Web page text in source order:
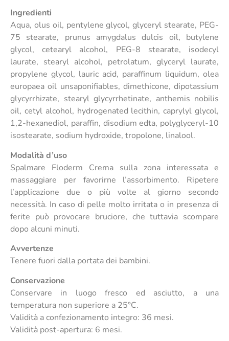
Ingredienti
Aqua, olus oil, pentylene glycol, glyceryl stearate, PEG-
75 stearate, prunus amygdalus dulcis oil, butylene
glycol, cetearyl alcohol, PEG-8 stearate, isodecyl
laurate, stearyl alcohol, petrolatum, glyceryl laurate,
propylene glycol, lauric acid, paraffinum liquidum, olea
europaea oil unsaponifiables, dimethicone, dipotassium
glycyrrhizate, stearyl glycyrrhetinate, anthemis nobilis
oil, cetyl alcohol, hydrogenated lecithin, caprylyl glycol,
1,2-hexanediol, paraffin, disodium edta, polyglyceryl-10
isostearate, sodium hydroxide, tropolone, linalool.
Modalità d’uso
Spalmare Floderm Crema sulla zona interessata e
massaggiare per favorirne l’assorbimento. Ripetere
l’applicazione due o più volte al giorno secondo
necessità. In caso di pelle molto irritata o in presenza di
ferite può provocare bruciore, che tuttavia scompare
dopo alcuni minuti.
Avvertenze
Tenere fuori dalla portata dei bambini.
Conservazione
Conservare in luogo fresco ed asciutto, a una
temperatura non superiore a 25°C.
Validità a confezionamento integro: 36 mesi.
Validità post-apertura: 6 mesi.